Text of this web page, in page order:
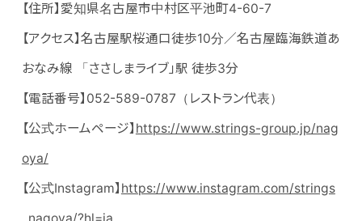
【住所】愛知県名古屋市中村区平池町4-60-7
【アクセス】名古屋駅桜通口徒歩10分／名古屋臨海鉄道あ
おなみ線 「ささしまライブ」駅 徒歩3分
【電話番号】052-589-0787（レストラン代表）
【公式ホームページ】 https://www.strings-group.jp/nag
oya/
【公式Instagram】 https://www.instagram.com/strings